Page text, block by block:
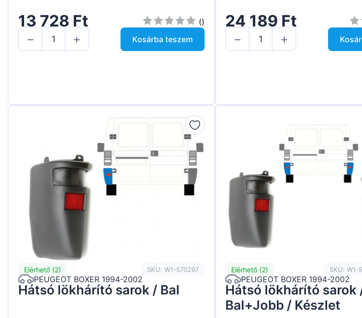
13 728 Ft
()
Kosárba teszem
24 189 Ft
Elérhető (2) SKU: W1-570297
PEUGEOT BOXER 1994-2002
Hátsó lökhárító sarok / Bal
Elérhető (2) SKU: W1-
PEUGEOT BOXER 1994-2002
Hátsó lökhárító sarok
Bal+Jobb / Készlet